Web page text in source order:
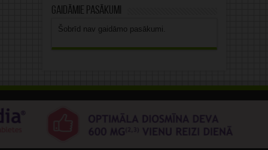
Gaidāmie pasākumi
Šobrīd nav gaidāmo pasākumi.
Gaidāmie pasākumi